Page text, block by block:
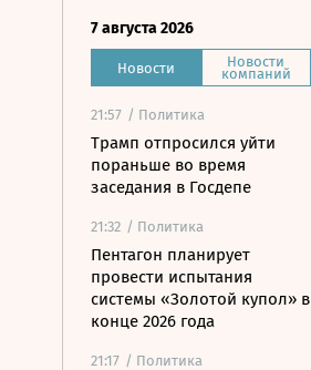
7 августа 2026
Новости Новости
компаний
21:57 / Политика
Трамп отпросился уйти
пораньше во время
заседания в Госдепе
21:32 / Политика
Пентагон планирует
провести испытания
системы «Золотой купол» в
конце 2026 года
21:17 / Политика